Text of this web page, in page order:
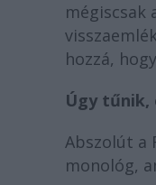
mégiscsak
hozzá,
Úgy tűnik,
Abszolút a
monológ,